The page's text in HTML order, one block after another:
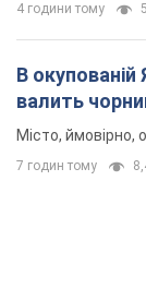
4 години тому
В окупованій
валить
Місто, ймовірно,
7 годин тому